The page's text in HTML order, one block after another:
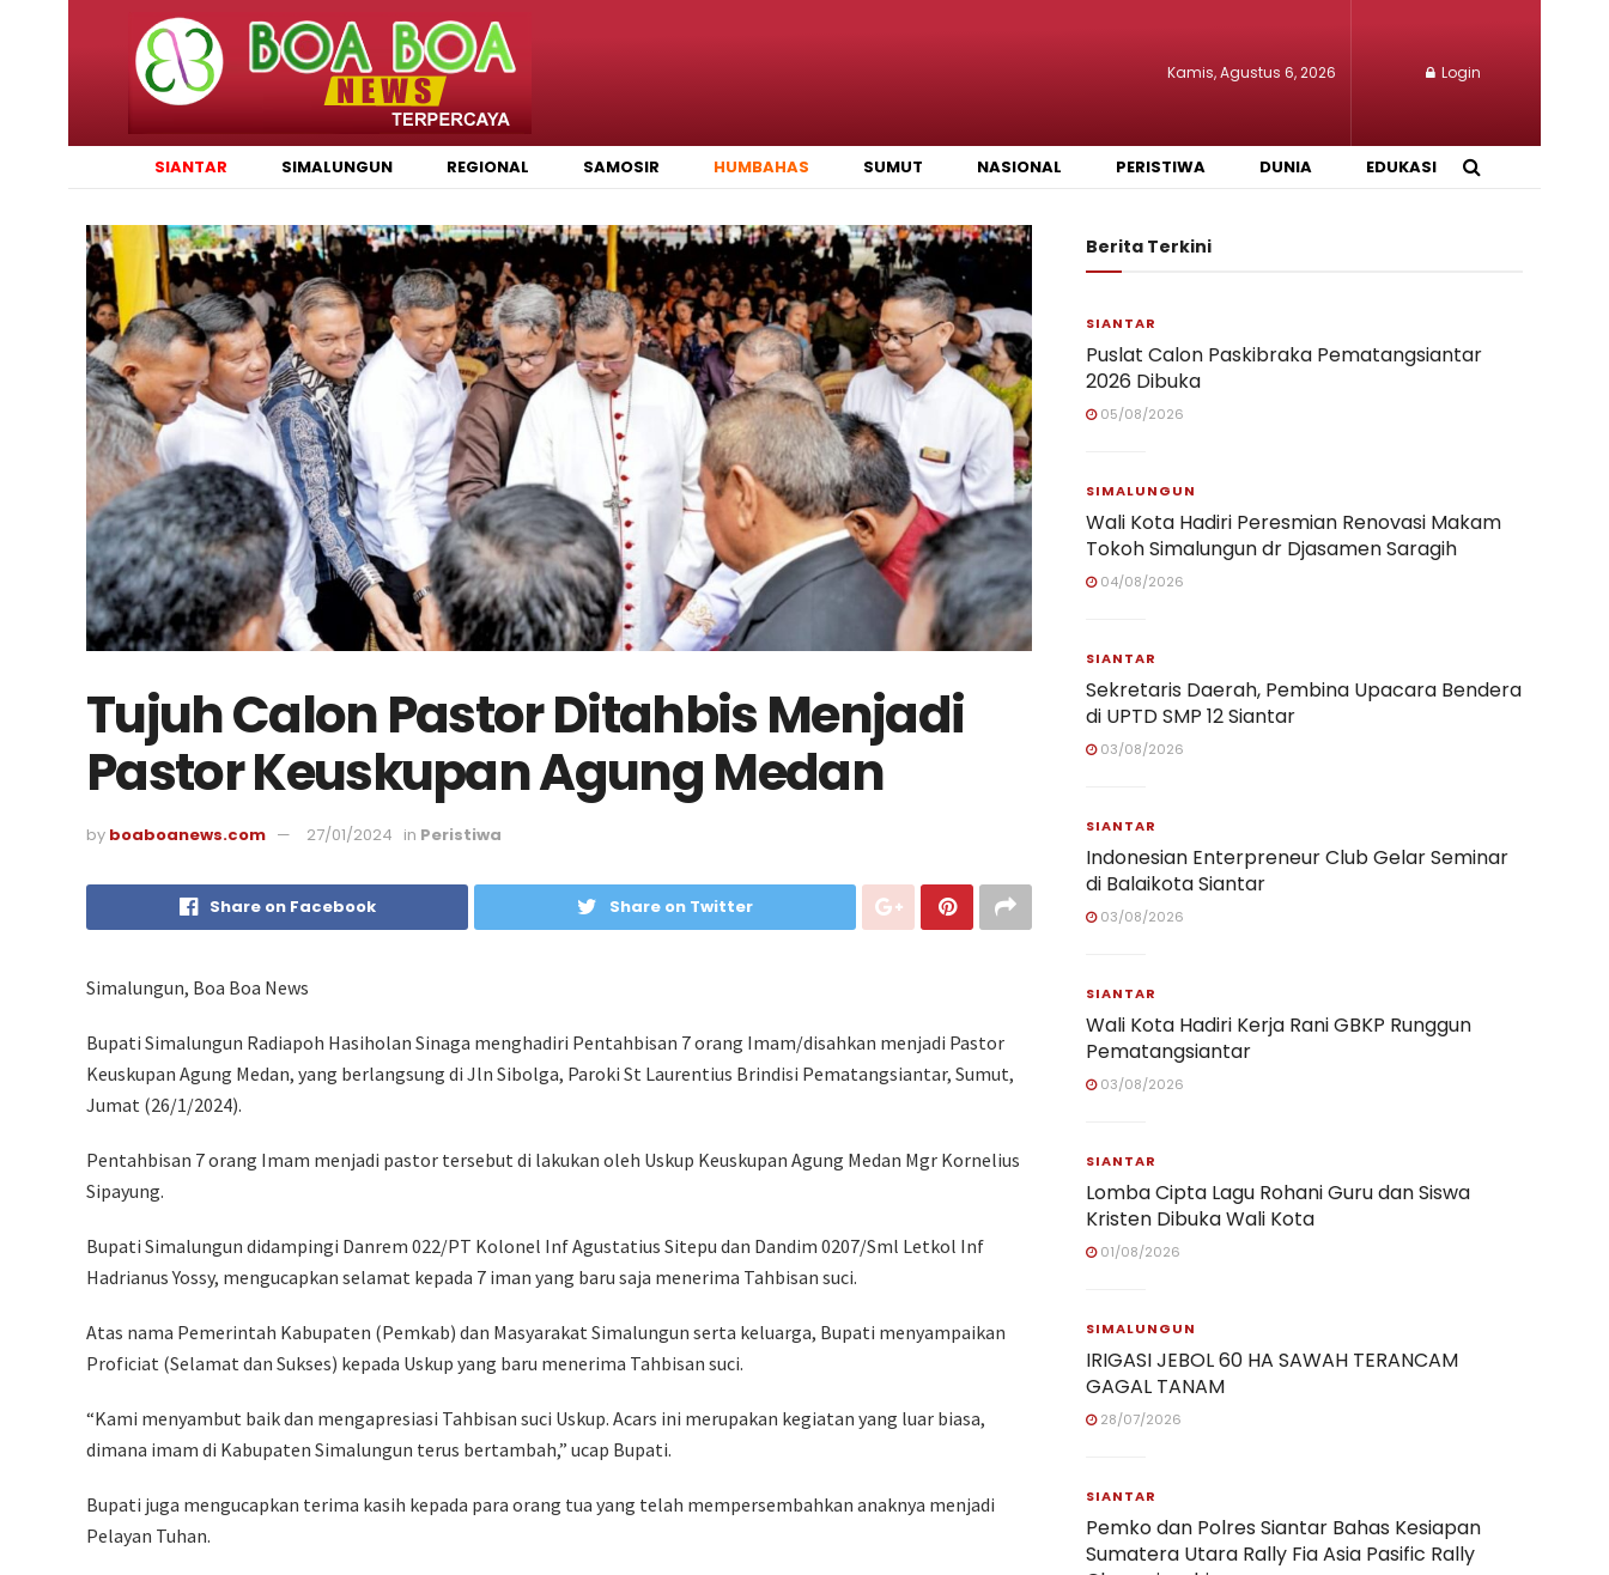
Kamis, Agustus 6, 2026 Login
SIANTAR SIMALUNGUN REGIONAL SAMOSIR HUMBAHAS SUMUT NASIONAL PERISTIWA DUNIA EDUKASI
Tujuh Calon Pastor Ditahbis Menjadi
Pastor Keuskupan Agung Medan
by boaboanews.com 27/01/2024 in Peristiwa
Share on Facebook Share on Twitter
Simalungun, Boa Boa News
Bupati Simalungun Radiapoh Hasiholan Sinaga menghadiri Pentahbisan 7 orang Imam/disahkan menjadi Pastor
Keuskupan Agung Medan, yang berlangsung di Jln Sibolga, Paroki St Laurentius Brindisi Pematangsiantar, Sumut,
Jumat (26/1/2024).
Pentahbisan 7 orang Imam menjadi pastor tersebut di lakukan oleh Uskup Keuskupan Agung Medan Mgr Kornelius
Sipayung.
Bupati Simalungun didampingi Danrem 022/PT Kolonel Inf Agustatius Sitepu dan Dandim 0207/Sml Letkol Inf
Hadrianus Yossy, mengucapkan selamat kepada 7 iman yang baru saja menerima Tahbisan suci.
Atas nama Pemerintah Kabupaten (Pemkab) dan Masyarakat Simalungun serta keluarga, Bupati menyampaikan
Proficiat (Selamat dan Sukses) kepada Uskup yang baru menerima Tahbisan suci.
“Kami menyambut baik dan mengapresiasi Tahbisan suci Uskup. Acars ini merupakan kegiatan yang luar biasa,
dimana imam di Kabupaten Simalungun terus bertambah,” ucap Bupati.
Bupati juga mengucapkan terima kasih kepada para orang tua yang telah mempersembahkan anaknya menjadi
Pelayan Tuhan.
Berita Terkini
SIANTAR
Puslat Calon Paskibraka Pematangsiantar
2026 Dibuka
05/08/2026
SIMALUNGUN
Wali Kota Hadiri Peresmian Renovasi Makam
Tokoh Simalungun dr Djasamen Saragih
04/08/2026
SIANTAR
Sekretaris Daerah, Pembina Upacara Bendera
di UPTD SMP 12 Siantar
03/08/2026
SIANTAR
Indonesian Enterpreneur Club Gelar Seminar
di Balaikota Siantar
03/08/2026
SIANTAR
Wali Kota Hadiri Kerja Rani GBKP Runggun
Pematangsiantar
03/08/2026
SIANTAR
Lomba Cipta Lagu Rohani Guru dan Siswa
Kristen Dibuka Wali Kota
01/08/2026
SIMALUNGUN
IRIGASI JEBOL 60 HA SAWAH TERANCAM
GAGAL TANAM
28/07/2026
SIANTAR
Pemko dan Polres Siantar Bahas Kesiapan
Sumatera Utara Rally Fia Asia Pasific Rally